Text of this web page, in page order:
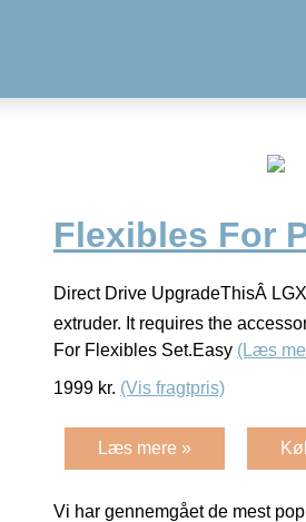
Flexibles For
Direct Drive UpgradeThisÂ
extruder. It requires the
For Flexibles Set.Easy (Læs
1999 kr. (Vis fragtpris)
Læs mere »
Vi har gennemgået de mest